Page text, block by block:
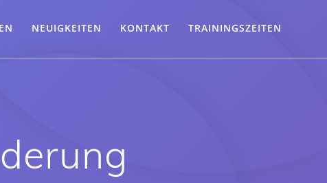
NEUIGKEITEN KONTAKT TRAININGSZEITEN